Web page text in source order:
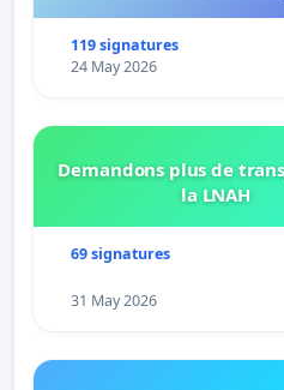
connexion 805-802 à
119 signatures
24 May 2026
Demandons plus de
la LNAH
69 signatures
31 May 2026